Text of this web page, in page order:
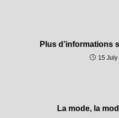
Plus d’informations
15 July
La mode, la